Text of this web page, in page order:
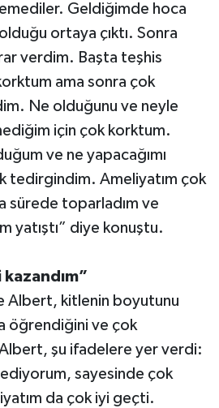
Geldiğimde hoca
ortaya çıktı. Sonra
verdim. Başta teşhis
ama sonra çok
Ne olduğunu ve neyle
için çok korktum.
ve ne yapacağımı
tedirgindim. Ameliyatım çok
sürede toparladım ve
yatıştı” diye konuştu.
Albert, kitlenin boyutunu
öğrendiğini ve çok
Albert, şu ifadelere yer verdi:
sayesinde çok
da çok iyi geçti.